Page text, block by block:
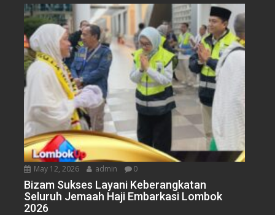
May 12, 2026 admin 0
Bizam Sukses Layani Keberangkatan
Seluruh Jemaah Haji Embarkasi Lombok
2026